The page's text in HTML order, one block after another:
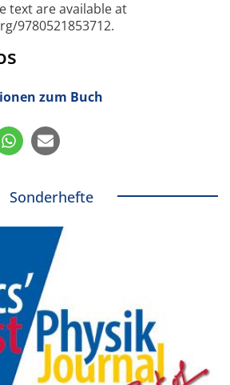
text are available at
9780521853712.
zum Buch
Sonderhefte